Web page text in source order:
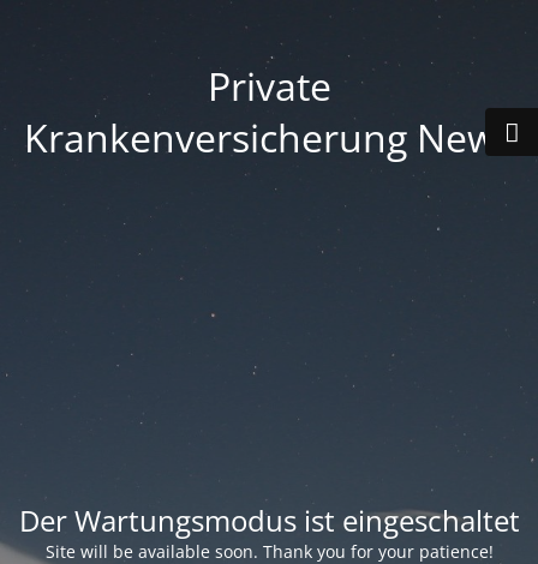
Private
Krankenversicherung News
Der Wartungsmodus ist eingeschaltet
Site will be available soon. Thank you for your patience!